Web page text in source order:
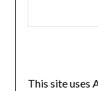
This site uses